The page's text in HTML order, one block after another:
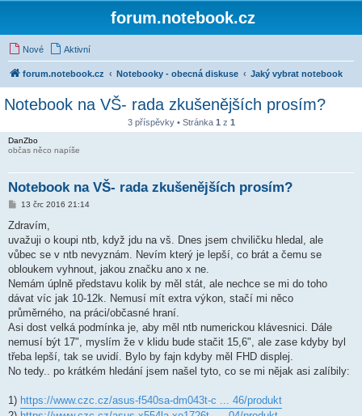
forum.notebook.cz
Nové Aktivní
forum.notebook.cz Notebooky - obecná diskuse Jaký vybrat notebook
Notebook na VŠ- rada zkušenějších prosím?
3 příspěvky • Stránka 1 z 1
DanZbo
občas něco napíše
Notebook na VŠ- rada zkušenějších prosím?
P
í
p
ě
e
k
13 črc 2016 21:14
Zdravím,
uvažuji o koupi ntb, když jdu na vš. Dnes jsem chviličku hledal, ale
vůbec se v ntb nevyznám. Nevím který je lepší, co brát a čemu se
obloukem vyhnout, jakou značku ano x ne.
Nemám úplně představu kolik by měl stát, ale nechce se mi do toho
dávat víc jak 10-12k. Nemusí mít extra výkon, stačí mi něco
průměrného, na práci/občasné hraní.
Asi dost velká podmínka je, aby měl ntb numerickou klávesnici. Dále
nemusí být 17", myslím že v klidu bude stačit 15,6", ale zase kdyby byl
třeba lepší, tak se uvidí. Bylo by fajn kdyby měl FHD displej.
No tedy.. po krátkém hledání jsem našel tyto, co se mi nějak asi zalíbily:
1) https://www.czc.cz/asus-f540sa-dm043t-c ... 46/produkt